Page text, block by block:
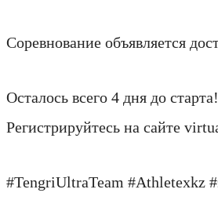
Соревнование объявляется
Осталось всего 4 дня до старта!
Регистрируйтесь на сайте
#TengriUltraTeam #Athletexkz